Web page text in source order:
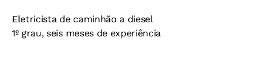
Eletricista de caminhão a diesel
1º grau, seis meses de experiência